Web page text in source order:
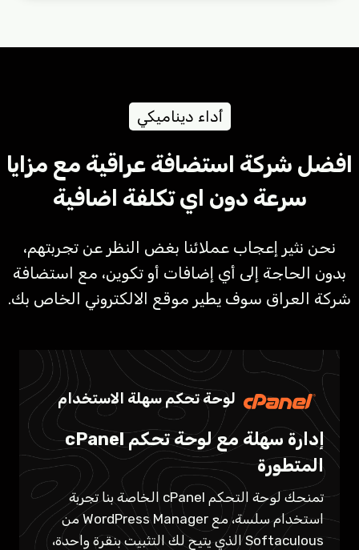
أداء ديناميكي
افضل شركة استضافة عراقية مع مزايا
سرعة دون اي تكلفة اضافية
نحن نثير إعجاب عملائنا بغض النظر عن تجربتهم،
بدون الحاجة إلى أي إضافات أو تكوين، مع استضافة
شركة العراق سوف يطير موقع الالكتروني الخاص بك.
لوحة تحكم سهلة الاستخدام
إدارة سهلة مع لوحة تحكم cPanel
المتطورة
تمنحك لوحة التحكم cPanel الخاصة بنا تجربة
استخدام سلسة، مع WordPress Manager من
Softaculous الذي يتيح لك التثبيت بنقرة واحدة،
خوادم LiteSpeed Enterprise
سرعة وأداء لا مثيل لهما
في شركة العراق للإستضافة وتصميم المواقع،
نعطي الأولوية للسرعة والأداء لجميع عملائنا. نقدم
خدمة تحسين السرعة المجانية لكل موقع الكتروني
ينتقل إلى منصتنا.
جدار حماية Imunify360
الأمان المتقدم لاستضافة موقعك
نحن نستخدم Imunify360 لتوفير أعلى مستوى من
الأمان. استمتع بفحص البرامج الضارة في الوقت
الفعلي وحماية جدار الحماية للتطبيقات على الويب
للحفاظ على موقعك آمنًا من التهديدات والهجمات.